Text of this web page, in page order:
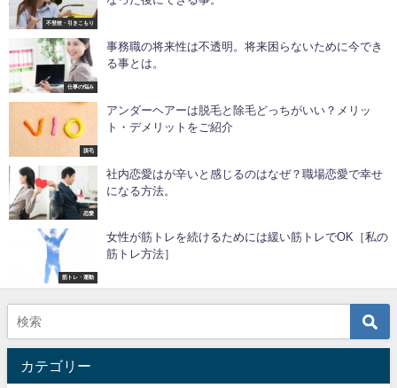
不登校・引きこもり
仕事の悩み
事務職の将来性は不透明。将来困らないために今でき
る事とは。
脱毛
アンダーヘアーは脱毛と除毛どっちがいい？メリッ
ト・デメリットをご紹介
恋愛
社内恋愛はが辛いと感じるのはなぜ？職場恋愛で幸せ
になる方法。
筋トレ・運動
女性が筋トレを続けるためには緩い筋トレでOK［私の
筋トレ方法］
カテゴリー